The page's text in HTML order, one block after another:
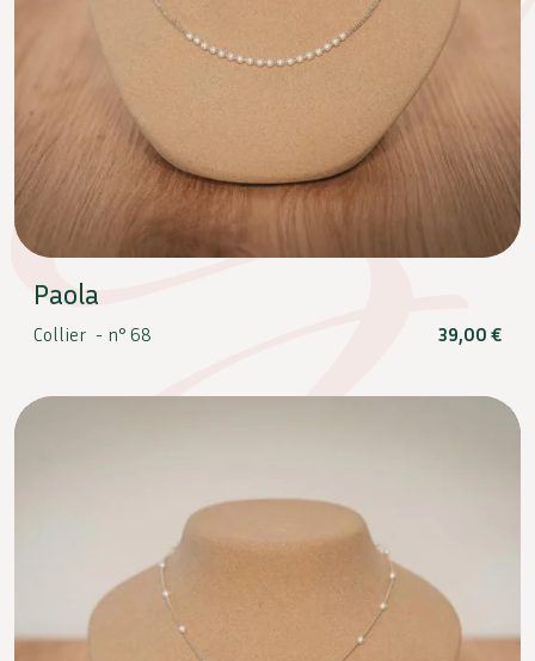
Paola
Collier - n° 68 39,00 €